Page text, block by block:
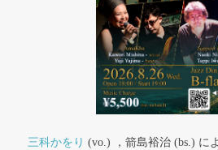
三科かをり (vo.) ，箭島裕治 (bs.) に